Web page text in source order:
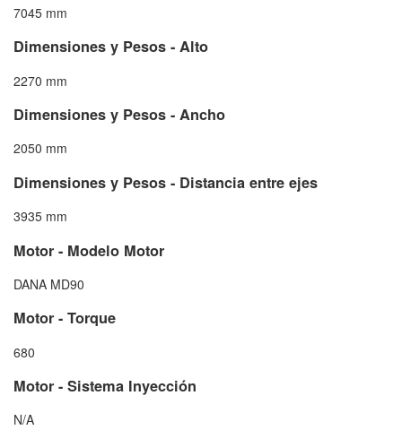
7045 mm
Dimensiones y Pesos - Alto
2270 mm
Dimensiones y Pesos - Ancho
2050 mm
Dimensiones y Pesos - Distancia entre ejes
3935 mm
Motor - Modelo Motor
DANA MD90
Motor - Torque
680
Motor - Sistema Inyección
N/A